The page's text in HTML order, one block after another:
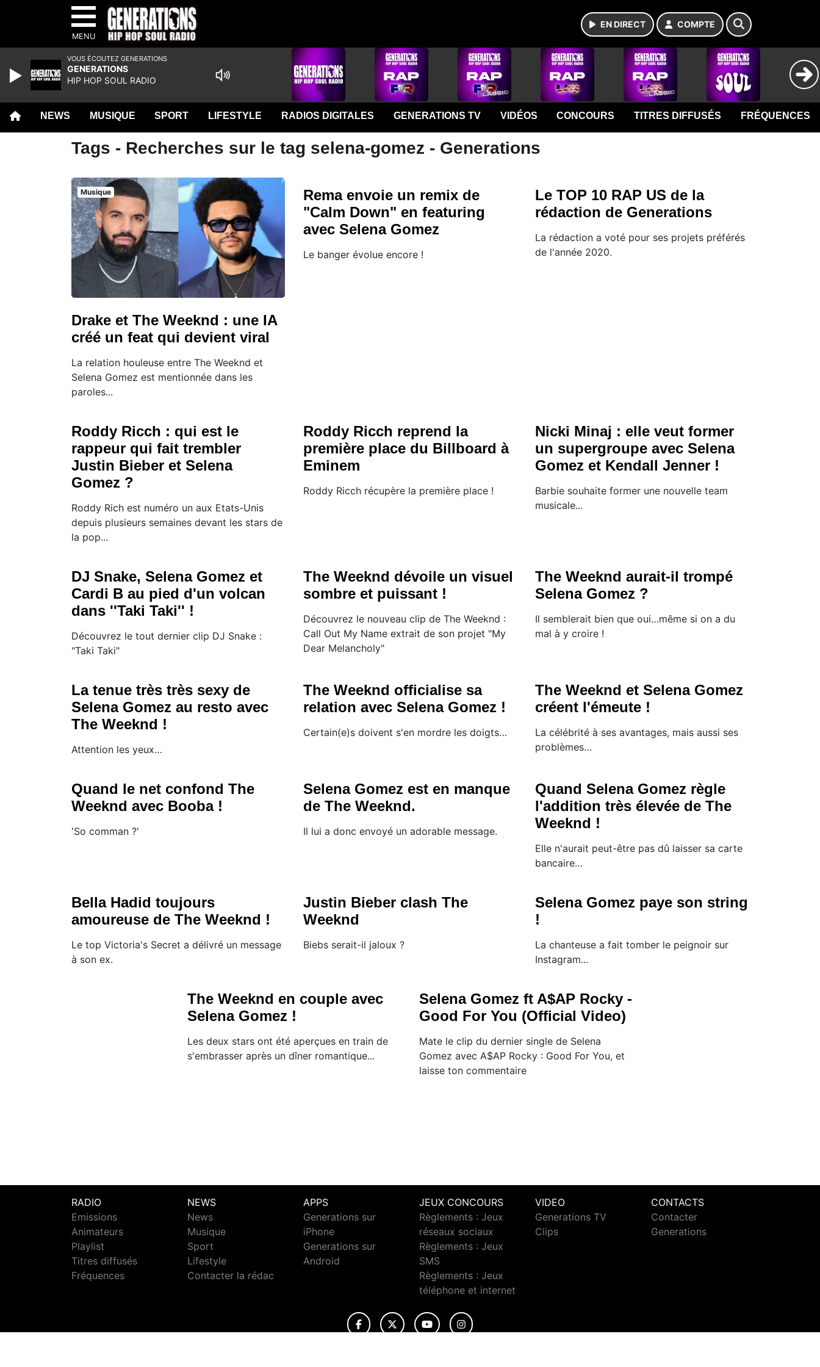
MENU
EN DIRECT COMPTE
NEWS MUSIQUE SPORT LIFESTYLE RADIOS DIGITALES GENERATIONS TV VIDÉOS CONCOURS TITRES DIFFUSÉS FRÉQUENCES
Tags - Recherches sur le tag selena-gomez - Generations
Musique
Drake et The Weeknd : une IA
créé un feat qui devient viral
La relation houleuse entre The Weeknd et
Selena Gomez est mentionnée dans les
paroles...
Rema envoie un remix de
"Calm Down" en featuring
avec Selena Gomez
Le banger évolue encore !
Le TOP 10 RAP US de la
rédaction de Generations
La rédaction a voté pour ses projets préférés
de l'année 2020.
Roddy Ricch : qui est le
rappeur qui fait trembler
Justin Bieber et Selena
Gomez ?
Roddy Rich est numéro un aux Etats-Unis
depuis plusieurs semaines devant les stars de
la pop...
Roddy Ricch reprend la
première place du Billboard à
Eminem
Roddy Ricch récupère la première place !
Nicki Minaj : elle veut former
un supergroupe avec Selena
Gomez et Kendall Jenner !
Barbie souhaite former une nouvelle team
musicale...
DJ Snake, Selena Gomez et
Cardi B au pied d'un volcan
dans ''Taki Taki'' !
Découvrez le tout dernier clip DJ Snake :
"Taki Taki"
The Weeknd dévoile un visuel
sombre et puissant !
Découvrez le nouveau clip de The Weeknd :
Call Out My Name extrait de son projet "My
Dear Melancholy"
The Weeknd aurait-il trompé
Selena Gomez ?
Il semblerait bien que oui…même si on a du
mal à y croire !
La tenue très très sexy de
Selena Gomez au resto avec
The Weeknd !
Attention les yeux…
The Weeknd officialise sa
relation avec Selena Gomez !
Certain(e)s doivent s'en mordre les doigts…
The Weeknd et Selena Gomez
créent l'émeute !
La célébrité à ses avantages, mais aussi ses
problèmes…
Quand le net confond The
Weeknd avec Booba !
'So comman ?'
Selena Gomez est en manque
de The Weeknd.
Il lui a donc envoyé un adorable message.
Quand Selena Gomez règle
l'addition très élevée de The
Weeknd !
Elle n'aurait peut-être pas dû laisser sa carte
bancaire…
Bella Hadid toujours
amoureuse de The Weeknd !
Le top Victoria's Secret a délivré un message
à son ex.
Justin Bieber clash The
Weeknd
Biebs serait-il jaloux ?
Selena Gomez paye son string
!
La chanteuse a fait tomber le peignoir sur
Instagram...
The Weeknd en couple avec
Selena Gomez !
Les deux stars ont été aperçues en train de
s'embrasser après un dîner romantique...
Selena Gomez ft A$AP Rocky -
Good For You (Official Video)
Mate le clip du dernier single de Selena
Gomez avec A$AP Rocky : Good For You, et
laisse ton commentaire
RADIO
Emissions
Animateurs
Playlist
Titres diffusés
Fréquences
NEWS
News
Musique
Sport
Lifestyle
Contacter la rédac
APPS
Generations sur
iPhone
Generations sur
Android
JEUX CONCOURS
Règlements : Jeux
réseaux sociaux
Règlements : Jeux
SMS
Règlements : Jeux
téléphone et internet
VIDEO
Generations TV
Clips
CONTACTS
Contacter
Generations
VOUS ÉCOUTEZ GENERATIONS
GENERATIONS
HIP HOP SOUL RADIO